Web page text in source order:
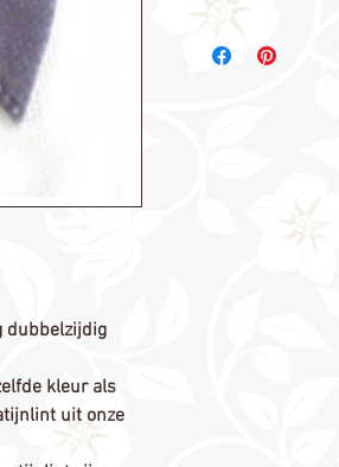
dubbelzijdig
kleur als
uit onze